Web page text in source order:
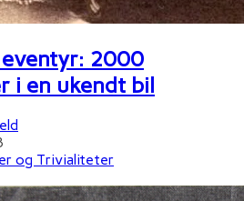
2000
i en ukendt bil
og Trivialiteter